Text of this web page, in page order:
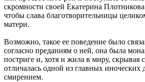
скромности своей Екатерина
чтобы слава благотворительницы
матери.
Возможно, такое ее поведение было
согласно преданиям о ней, она была
постриге и, хотя и жила в миру, скрывая
отличалась одной из главных
смирением.